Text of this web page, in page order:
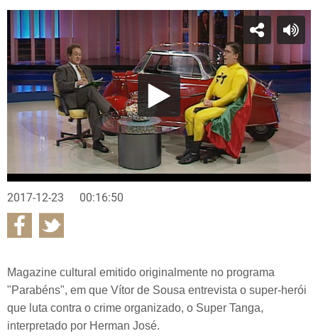
2017-12-23 00:16:50
Magazine cultural emitido originalmente no programa
"Parabéns", em que Vítor de Sousa entrevista o super-herói
que luta contra o crime organizado, o Super Tanga,
interpretado por Herman José.